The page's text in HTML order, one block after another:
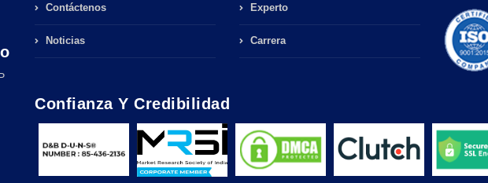
Contáctenos
Noticias
Experto
Carrera
Confianza Y Credibilidad